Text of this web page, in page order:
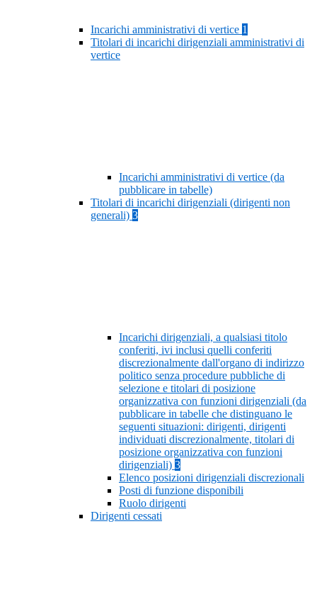
Incarichi amministrativi di vertice 1
Titolari di incarichi dirigenziali amministrativi di
vertice
Incarichi amministrativi di vertice (da
pubblicare in tabelle)
Titolari di incarichi dirigenziali (dirigenti non
generali) 3
Incarichi dirigenziali, a qualsiasi titolo
conferiti, ivi inclusi quelli conferiti
discrezionalmente dall'organo di indirizzo
politico senza procedure pubbliche di
selezione e titolari di posizione
organizzativa con funzioni dirigenziali (da
pubblicare in tabelle che distinguano le
seguenti situazioni: dirigenti, dirigenti
individuati discrezionalmente, titolari di
posizione organizzativa con funzioni
dirigenziali) 3
Elenco posizioni dirigenziali discrezionali
Posti di funzione disponibili
Ruolo dirigenti
Dirigenti cessati